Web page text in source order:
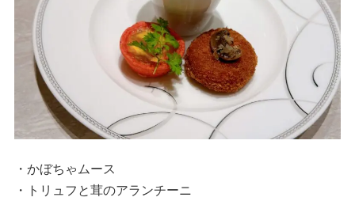
・かぼちゃムース
・トリュフと茸のアランチーニ